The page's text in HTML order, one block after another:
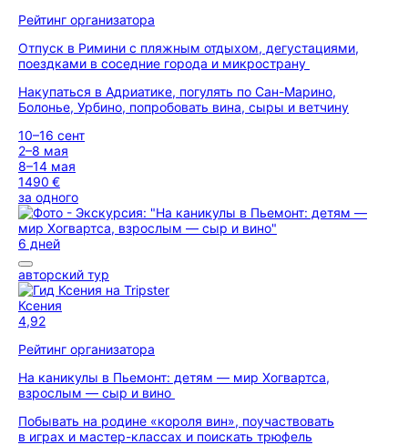
Рейтинг организатора
Отпуск в Римини с пляжным отдыхом, дегустациями,
поездками в соседние города и микространу
Накупаться в Адриатике, погулять по Сан-Марино,
Болонье, Урбино, попробовать вина, сыры и ветчину
10–16 сент
2–8 мая
8–14 мая
1490 €
за одного
6 дней
авторский тур
Ксения
4,92
Рейтинг организатора
На каникулы в Пьемонт: детям — мир Хогвартса,
взрослым — сыр и вино
Побывать на родине «короля вин», поучаствовать
в играх и мастер-классах и поискать трюфель